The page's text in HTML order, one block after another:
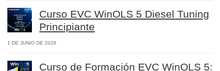
Curso EVC WinOLS 5 Diesel Tuning
Principiante
1 DE JUNIO DE 2026
Curso de Formación EVC WinOLS 5: